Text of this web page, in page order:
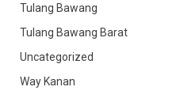
Tulang Bawang
Tulang Bawang Barat
Uncategorized
Way Kanan